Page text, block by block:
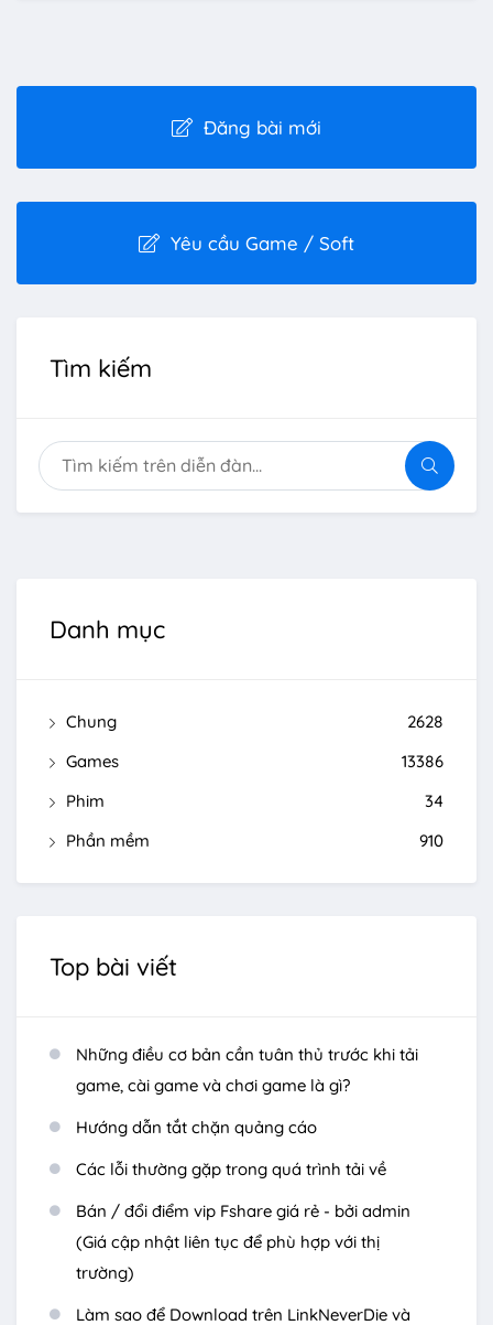
Đăng bài mới
Yêu cầu Game / Soft
Tìm kiếm
Danh mục
Chung
2628
Games
13386
Phim
34
Phần mềm
910
Top bài viết
Những điều cơ bản cần tuân thủ trước khi tải
game, cài game và chơi game là gì?
Hướng dẫn tắt chặn quảng cáo
Các lỗi thường gặp trong quá trình tải về
Bán / đổi điểm vip Fshare giá rẻ - bởi admin
(Giá cập nhật liên tục để phù hợp với thị
trường)
Làm sao để Download trên LinkNeverDie và